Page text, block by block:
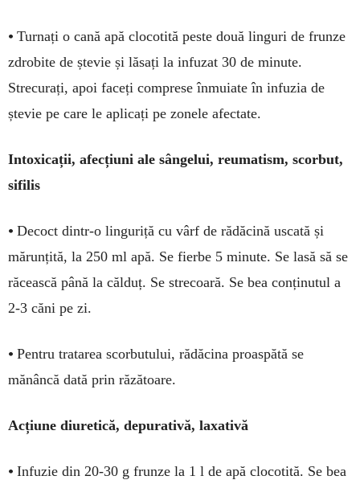
• Turnați o cană apă clocotită peste două lin­guri de frunze
zdro­bite de ștevie și lăsați la infuzat 30 de minute.
Strecurați, apoi faceți com­prese în­mu­iate în infuzia de
ștevie pe care le aplicați pe zo­nele afec­tate.
Intoxicații, afecțiuni ale sângelui, reumatism, scorbut,
sifilis
• Decoct dintr-o linguriță cu vârf de rădăcină us­cată și
mărunțită, la 250 ml apă. Se fierbe 5 mi­nute. Se lasă să se
răcească până la căl­duț. Se strecoară. Se bea conți­nutul a
2-3 căni pe zi.
• Pentru tratarea scorbutului, rădăcina proas­pătă se
mănâncă dată prin răzătoare.
Acțiune diuretică, depurativă, laxativă
• Infuzie din 20-30 g frunze la 1 l de apă clocotită. Se bea